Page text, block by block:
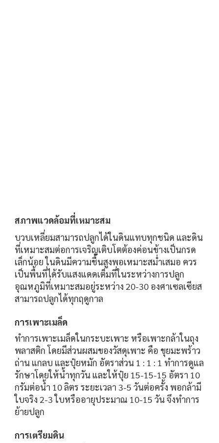
สภาพแวดล้อมที่เหมาะสม
บวบเหลี่ยมสามารถปลูกได้ในดินแทบทุกชนิด และดิน
ที่เหมาะสมต่อการเจริญเติบโตต้องค่อนข้างเป็นกรด
เล็กน้อย ในดินมีความชื้นสูงพอเหมาะสม่ำเสมอ ควร
เป็นพื้นที่ได้รับแสงแดดเต็มที่ในระหว่างการปลูก
อุณหภูมิที่เหมาะสมอยู่ระหว่าง 20-30 องศาเซลเซียส
สามารถปลูกได้ทุกฤดูกาล
การเพาะเมล็ด
ทำการเพาะเมล็ดในกระบะเพาะ หรือเพาะกล้าในถุง
พลาสติก โดยมีส่วนผสมของวัสดุเพาะ คือ ขุยมะพร้าว
ถ่าน แกลบ และปุ๋ยหมัก อัตราส่วน 1 : 1 : 1 ทำการดูแล
รักษาโดยให้น้ำทุกวัน และให้ปุ๋ย 15-15-15 อัตรา 10
กรัมต่อน้ำ 10 ลิตร ระยะเวลา 3-5 วันต่อครั้ง พอกล้ามี
ใบจริง 2-3 ใบหรืออายุประมาณ 10-15 วัน จึงทำการ
ย้ายปลูก
การเตรียมดิน